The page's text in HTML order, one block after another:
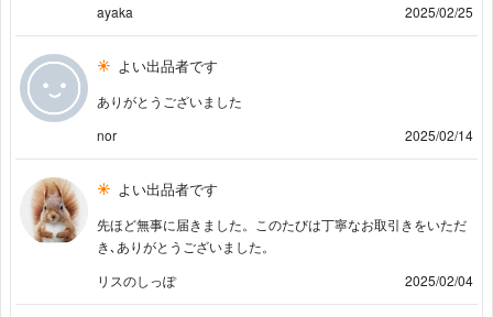
ayaka
2025/02/25
よい出品者です
ありがとうございました
nor
2025/02/14
よい出品者です
先ほど無事に届きました。このたびは丁寧なお取引きをいただ
き､ありがとうございました。
リスのしっぽ
2025/02/04